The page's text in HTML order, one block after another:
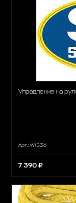
Управление на
Арт.: W1536
7 390 ₽